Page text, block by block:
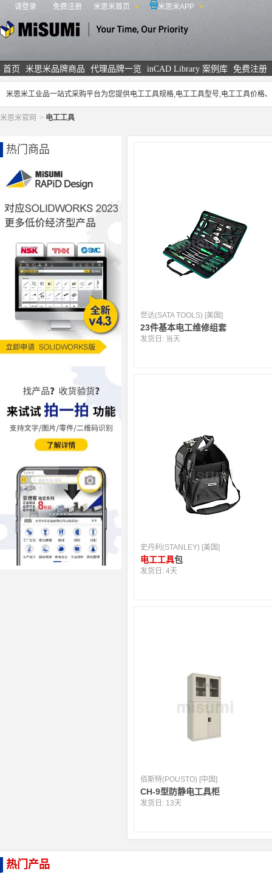
请登录 免费注册 米思米首页 米思米APP
首页 米思米品牌商品 代理品牌一览 inCAD Library 案例库 免费注册
米思米工业品一站式采购平台为您提供电工工具规格,电工工具型号,电工工具价
米思米官网 > 电工工具
热门商品
世达(SATA TOOLS) [美国]
23件基本电工维修组套
发货日: 当天
史丹利(STANLEY) [美国]
电工工具包
发货日:4天
佰斯特(POUSTO) [中国]
CH-9型防静电工具柜
发货日: 13天
热门产品